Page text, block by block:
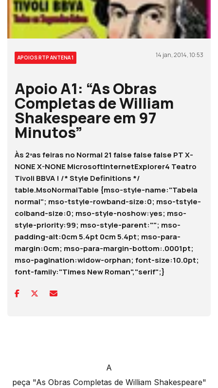
APOIOS RTP ANTENA 1 14 jan, 2014, 10:53
Apoio A1: “As Obras
Completas de William
Shakespeare em 97
Minutos”
Às 2ªas feiras no Normal 21 false false false PT X-
NONE X-NONE MicrosoftInternetExplorer4 Teatro
Tivoli BBVA ! /* Style Definitions */
table.MsoNormalTable {mso-style-name:"Tabela
normal"; mso-tstyle-rowband-size:0; mso-tstyle-
colband-size:0; mso-style-noshow:yes; mso-
style-priority:99; mso-style-parent:""; mso-
padding-alt:0cm 5.4pt 0cm 5.4pt; mso-para-
margin:0cm; mso-para-margin-bottom:.0001pt;
mso-pagination:widow-orphan; font-size:10.0pt;
font-family:"Times New Roman","serif";}
A
peça "As Obras Completas de William Shakespeare"